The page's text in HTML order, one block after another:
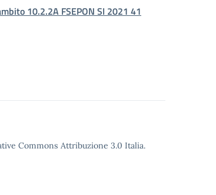
10.2.2A FSEPON SI 2021 41
Commons Attribuzione 3.0 Italia.